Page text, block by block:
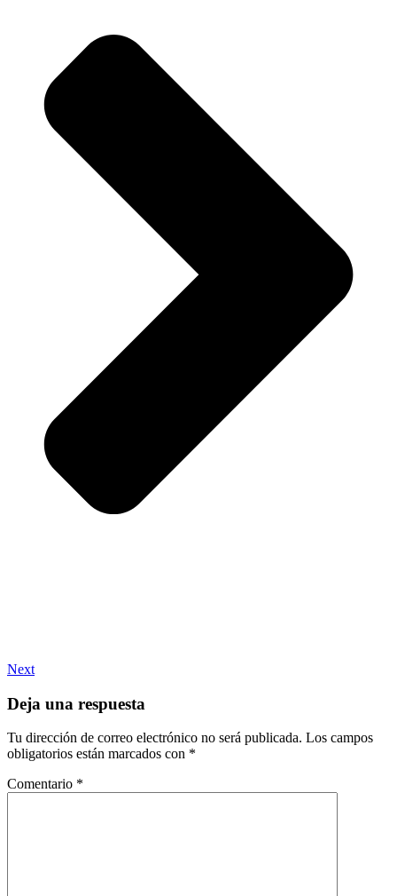
Next
Deja una respuesta
Tu dirección de correo electrónico no será publicada. Los campos
obligatorios están marcados con *
Comentario *